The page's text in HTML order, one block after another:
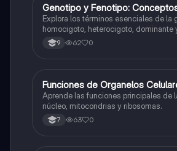
GBiologia
Genotipo y Fenotipo:
Explora los términos esenciales de la
homocigoto, heterocigoto, dominante
9 62 0
FBiologia
Funciones de Organelos
Aprende las funciones principales de
núcleo, mitocondrias y ribosomas.
7 63 0